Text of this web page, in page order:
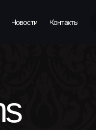
Контакты
Новости